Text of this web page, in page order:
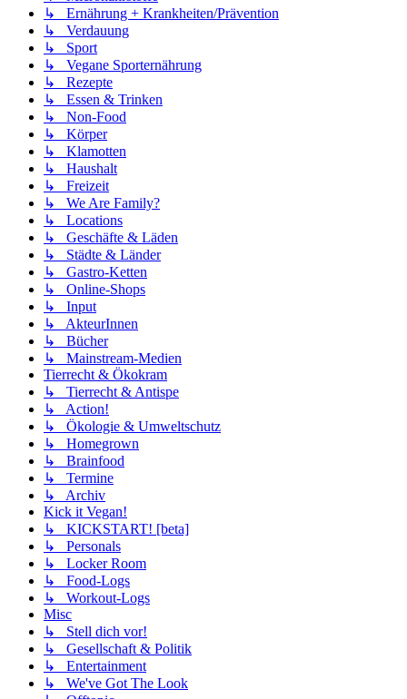
↳ Ernährung + Krankheiten/Prävention
↳ Verdauung
↳ Sport
↳ Vegane Sporternährung
↳ Rezepte
↳ Essen & Trinken
↳ Non-Food
↳ Körper
↳ Klamotten
↳ Haushalt
↳ Freizeit
↳ We Are Family?
↳ Locations
↳ Geschäfte & Läden
↳ Städte & Länder
↳ Gastro-Ketten
↳ Online-Shops
↳ Input
↳ AkteurInnen
↳ Bücher
↳ Mainstream-Medien
Tierrecht & Ökokram
↳ Tierrecht & Antispe
↳ Action!
↳ Ökologie & Umweltschutz
↳ Homegrown
↳ Brainfood
↳ Termine
↳ Archiv
Kick it Vegan!
↳ KICKSTART! [beta]
↳ Personals
↳ Locker Room
↳ Food-Logs
↳ Workout-Logs
Misc
↳ Stell dich vor!
↳ Gesellschaft & Politik
↳ Entertainment
↳ We've Got The Look